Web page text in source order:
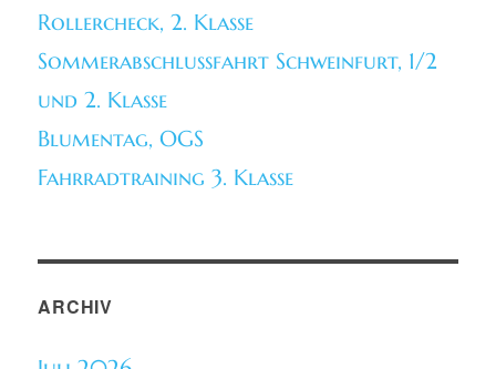
Rollercheck, 2. Klasse
Sommerabschlussfahrt Schweinfurt, 1/2
und 2. Klasse
Blumentag, OGS
Fahrradtraining 3. Klasse
ARCHIV